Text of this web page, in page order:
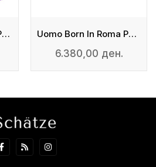
Donna Born In Roma Purple Melancholia - Eau De Parfum Uomo Born In Roma Purple Melancholia - Eau De Toilette
6.380,00 ден.